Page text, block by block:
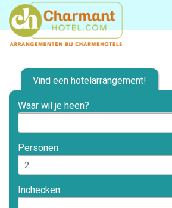
Vind een hotelarrangement!
Waar wil je heen?
Personen
Inchecken